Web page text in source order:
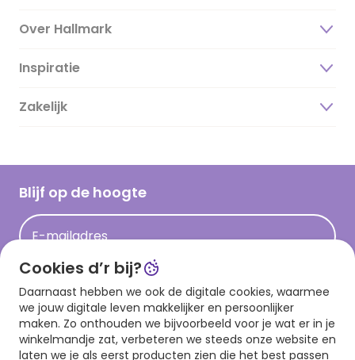
Over Hallmark
Over ons
Duurzaamheid
Hallmark Kaartclub
Acties
Hallmark en Kinderpostzegels
Inspiratie
Magazine
Cadeau inspiratie
Kaartinspiratie
Zakelijk
Blijf op de hoogte
E-mailadres
Aanmelden
Download onze app
Cookies d’r bij?
Daarnaast hebben we ook de digitale cookies, waarmee
we jouw digitale leven makkelijker en persoonlijker
maken. Zo onthouden we bijvoorbeeld voor je wat er in je
winkelmandje zat, verbeteren we steeds onze website en
laten we je als eerst producten zien die het best passen